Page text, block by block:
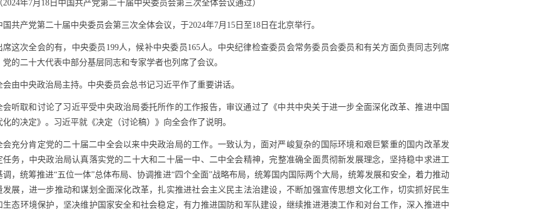
2024年7月 18日中国共产党第二十届中央委员会第三次全体会议通过）
国共产党第二十届中央委员会第三次全体会议，于2024年7月 15日至18日在北京举行。
席这次全会的有，中央委员 199人，候补中央委员 165人。中央纪律检查委员会常务委员会委员和有关方面负责同志列席
党的二十大代表中部分基层同志和专家学者也列席了会议。
会由中央政治局主持。中央委员会总书记习近平作了重要讲话。
会听取和讨论了习近平受中央政治局委托所作的工作报告，审议通过了《中共中央关于进一步全面深化改革、推进中国
化的决定》。习近平就《决定（讨论稿）》向全会作了说明。
会充分肯定党的二十届二中全会以来中央政治局的工作。一致认为，面对严峻复杂的国际环境和艰巨繁重的国内改革发
任务，中央政治局认真落实党的二十大和二十届一中、二中全会精神，完整准确全面贯彻新发展理念，坚持稳中求进工
调，统筹推进“五位一体”总体布局、协调推进“四个全面”战略布局，统筹国内国际两个大局，统筹发展和安全，着力推动
发展，进一步推动和谋划全面深化改革，扎实推进社会主义民主法治建设，不断加强宣传思想文化工作，切实抓好民生
生态环境保护，坚决维护国家安全和社会稳定，有力推进国防和军队建设，继续推进港澳工作和对台工作，深入推进中